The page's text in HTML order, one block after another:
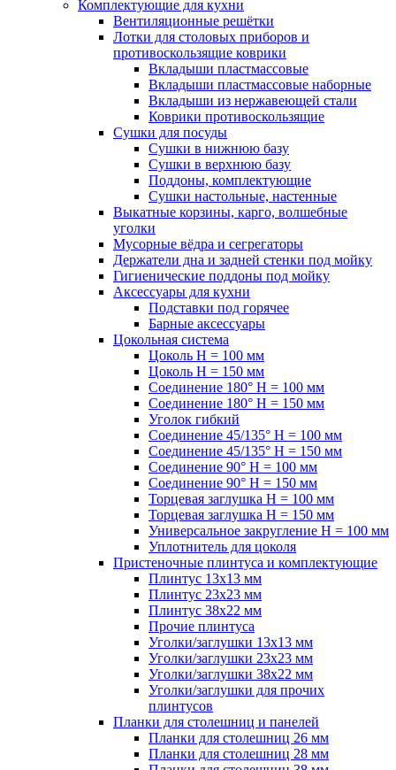
Комплектующие для кухни
Вентиляционные решётки
Лотки для столовых приборов и
противоскользящие коврики
Вкладыши пластмассовые
Вкладыши пластмассовые наборные
Вкладыши из нержавеющей стали
Коврики противоскользящие
Сушки для посуды
Сушки в нижнюю базу
Сушки в верхнюю базу
Поддоны, комплектующие
Сушки настольные, настенные
Выкатные корзины, карго, волшебные
уголки
Мусорные вёдра и сегрегаторы
Держатели дна и задней стенки под мойку
Гигиенические поддоны под мойку
Аксессуары для кухни
Подставки под горячее
Барные аксессуары
Цокольная система
Цоколь H = 100 мм
Цоколь H = 150 мм
Соединение 180° H = 100 мм
Соединение 180° H = 150 мм
Уголок гибкий
Соединение 45/135° H = 100 мм
Соединение 45/135° H = 150 мм
Соединение 90° H = 100 мм
Соединение 90° H = 150 мм
Торцевая заглушка H = 100 мм
Торцевая заглушка H = 150 мм
Универсальное закругление H = 100 мм
Уплотнитель для цоколя
Пристеночные плинтуса и комплектующие
Плинтус 13х13 мм
Плинтус 23х23 мм
Плинтус 38х22 мм
Прочие плинтуса
Уголки/заглушки 13х13 мм
Уголки/заглушки 23х23 мм
Уголки/заглушки 38х22 мм
Уголки/заглушки для прочих
плинтусов
Планки для столешниц и панелей
Планки для столешниц 26 мм
Планки для столешниц 28 мм